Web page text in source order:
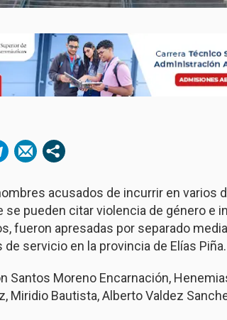
acusados de incurrir en varios
se pueden citar violencia de género e
fueron apresadas por separado
servicio en la provincia de Elías Piña.
Santos Moreno Encarnación,
Miridio Bautista, Alberto Valdez